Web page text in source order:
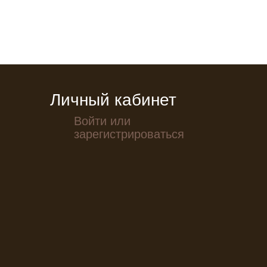
Личный кабинет
Войти или
зарегистрироваться